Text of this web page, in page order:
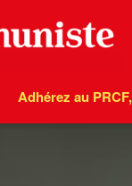
Adhérez au